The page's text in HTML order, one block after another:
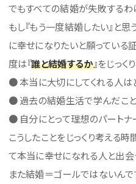
でもすべての結婚が失敗するわ
もし『もう一度結婚したい』と
に幸せになりたいと願っている
度は『誰と結婚するか』をじっく
● 本当に大切にしてくれる人は
● 過去の結婚生活で学んだこと
● 自分にとって理想のパートナ
こうしたことをじっくり考える
て本当に幸せになれる人と出
また結婚＝ゴールではないんで